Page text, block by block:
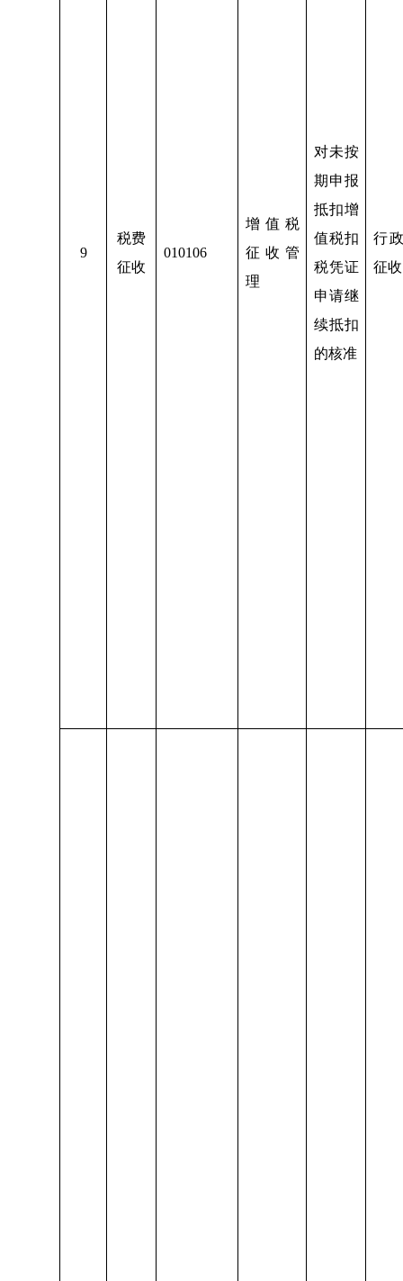
9
税费
征收
010106
增值税
征收管
理
对未按
期申报
抵扣增
值税扣
税凭证
申请继
续抵扣
的核准
行
征收